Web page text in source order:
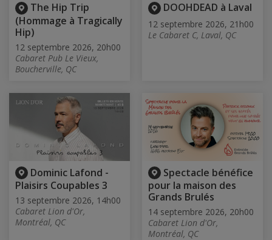
The Hip Trip
(Hommage à Tragically
Hip)
12 septembre 2026, 20h00
Cabaret Pub Le Vieux,
Boucherville, QC
DOOHDEAD à Laval
12 septembre 2026, 21h00
Le Cabaret C, Laval, QC
Dominic Lafond -
Plaisirs Coupables 3
13 septembre 2026, 14h00
Cabaret Lion d'Or,
Montréal, QC
Spectacle bénéfice
pour la maison des
Grands Brulés
14 septembre 2026, 20h00
Cabaret Lion d'Or,
Montréal, QC